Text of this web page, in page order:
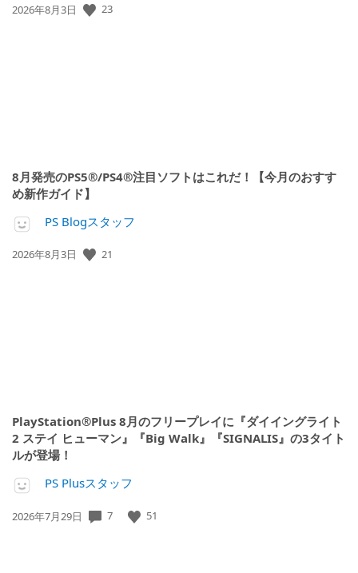
公
2026年8月3日 23
8月発売のPS5®/PS4®注目ソフトはこれだ！【今月のおすす
め新作ガイド】
PS Blogスタッフ
公
2026年8月3日 21
PlayStation®Plus 8月のフリープレイに『ダイイングライト
2 ステイ ヒューマン』『Big Walk』『SIGNALIS』の3タイト
ルが登場！
PS Plusスタッフ
公
2026年7月29日 7 51